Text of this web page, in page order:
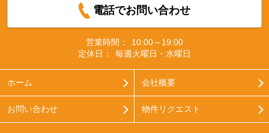
電話でお問い合わせ
営業時間：
10:00～19:00
定休日：
毎週火曜日・水曜日
ホーム 会社概要
お問い合わせ 物件リクエスト